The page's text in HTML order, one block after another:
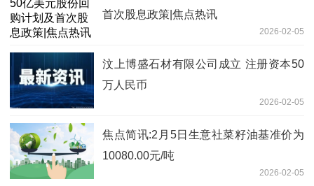
首次股息政策|焦点热讯
2026-02-05
汶上博盛石材有限公司成立 注册资本50
万人民币
2026-02-05
焦点简讯:2月5日生意社菜籽油基准价为
10080.00元/吨
2026-02-05